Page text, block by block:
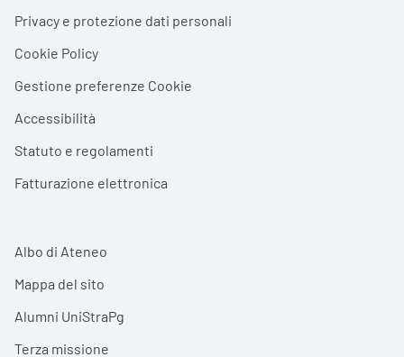
Privacy e protezione dati personali
Cookie Policy
Gestione preferenze Cookie
Accessibilità
Statuto e regolamenti
Fatturazione elettronica
Albo di Ateneo
Mappa del sito
Alumni UniStraPg
Terza missione